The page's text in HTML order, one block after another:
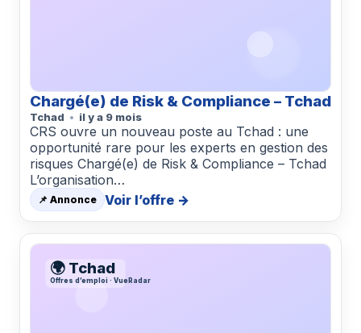
Chargé(e) de Risk & Compliance – Tchad
Tchad il y a 9 mois
CRS ouvre un nouveau poste au Tchad : une
opportunité rare pour les experts en gestion des
risques Chargé(e) de Risk & Compliance – Tchad
L’organisation…
📌 Annonce Voir l’offre →
🌍 Tchad
Offres d’emploi · VueRadar